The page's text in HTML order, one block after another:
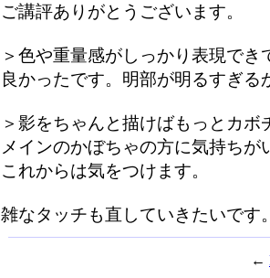
ご講評ありがとうございます。
＞色や重量感がしっかり表現でき
良かったです。明部が明るすぎ
＞影をちゃんと描けばもっとカ
メインのかぼちゃの方に気持ちが
これからは気をつけます。
雑なタッチも直していきたいです
←